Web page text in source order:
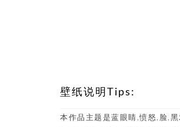
壁纸说明Tips:
本作品主题是蓝眼睛,愤怒,脸,